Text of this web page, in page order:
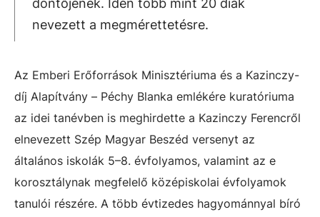
döntőjének. Idén több mint 20 diák
nevezett a megmérettetésre.
Az Emberi Erőforrások Minisztériuma és a Kazinczy-
díj Alapítvány – Péchy Blanka emlékére kuratóriuma
az idei tanévben is meghirdette a Kazinczy Ferencről
elnevezett Szép Magyar Beszéd versenyt az
általános iskolák 5–8. évfolyamos, valamint az e
korosztálynak megfelelő középiskolai évfolyamok
tanulói részére. A több évtizedes hagyománnyal bíró